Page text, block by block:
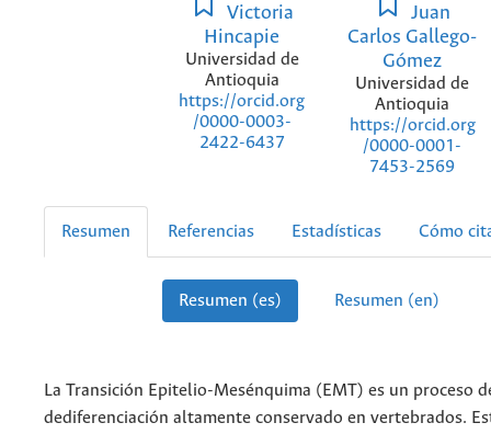
Victoria
Hincapie
Universidad de
Antioquia
https://orcid.org
/0000-0003-
2422-6437
Juan
Carlos Gallego-
Gómez
Universidad de
Antioquia
https://orcid.org
/0000-0001-
7453-2569
Resumen Referencias Estadísticas Cómo
Resumen (es) Resumen (en)
La Transición Epitelio-Mesénquima (EMT) es un proceso
dediferenciación altamente conservado en vertebrados.